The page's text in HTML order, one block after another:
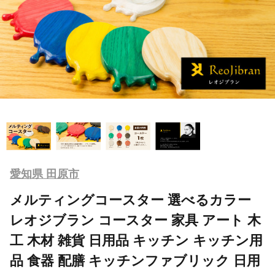
愛知県 田原市
メルティングコースター 選べるカラー
レオジブラン コースター 家具 アート 木
工 木材 雑貨 日用品 キッチン キッチン用
品 食器 配膳 キッチンファブリック 日用